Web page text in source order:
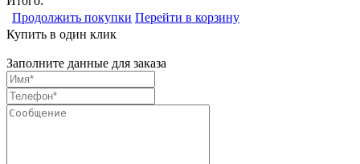
Продолжить покупки Перейти в корзину
Купить в один клик
Заполните данные для заказа